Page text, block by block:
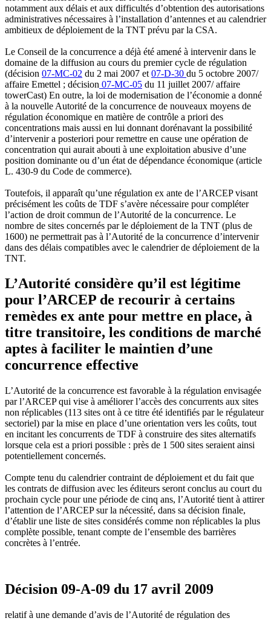
notamment aux délais et aux difficultés d’obtention des autorisations
administratives nécessaires à l’installation d’antennes et au calendrier
ambitieux de déploiement de la TNT prévu par la CSA.
Le Conseil de la concurrence a déjà été amené à intervenir dans le
domaine de la diffusion au cours du premier cycle de régulation
(décision 07-MC-02 du 2 mai 2007 et 07-D-30 du 5 octobre 2007/
affaire Emettel ; décision 07-MC-05 du 11 juillet 2007/ affaire
towerCast) En outre, la loi de modernisation de l’économie a donné
à la nouvelle Autorité de la concurrence de nouveaux moyens de
régulation économique en matière de contrôle a priori des
concentrations mais aussi en lui donnant dorénavant la possibilité
d’intervenir a posteriori pour remettre en cause une opération de
concentration qui aurait abouti à une exploitation abusive d’une
position dominante ou d’un état de dépendance économique (article
L. 430-9 du Code de commerce).
Toutefois, il apparaît qu’une régulation ex ante de l’ARCEP visant
précisément les coûts de TDF s’avère nécessaire pour compléter
l’action de droit commun de l’Autorité de la concurrence. Le
nombre de sites concernés par le déploiement de la TNT (plus de
1600) ne permettrait pas à l’Autorité de la concurrence d’intervenir
dans des délais compatibles avec le calendrier de déploiement de la
TNT.
L’Autorité considère qu’il est légitime
pour l’ARCEP de recourir à certains
remèdes ex ante pour mettre en place, à
titre transitoire, les conditions de marché
aptes à faciliter le maintien d’une
concurrence effective
L’Autorité de la concurrence est favorable à la régulation envisagée
par l’ARCEP qui vise à améliorer l’accès des concurrents aux sites
non réplicables (113 sites ont à ce titre été identifiés par le régulateur
sectoriel) par la mise en place d’une orientation vers les coûts, tout
en incitant les concurrents de TDF à construire des sites alternatifs
lorsque cela est a priori possible : près de 1 500 sites seraient ainsi
potentiellement concernés.
Compte tenu du calendrier contraint de déploiement et du fait que
les contrats de diffusion avec les éditeurs seront conclus au court du
prochain cycle pour une période de cinq ans, l’Autorité tient à attirer
l’attention de l’ARCEP sur la nécessité, dans sa décision finale,
d’établir une liste de sites considérés comme non réplicables la plus
complète possible, tenant compte de l’ensemble des barrières
concrètes à l’entrée.
Décision 09-A-09 du 17 avril 2009
relatif à une demande d’avis de l’Autorité de régulation des